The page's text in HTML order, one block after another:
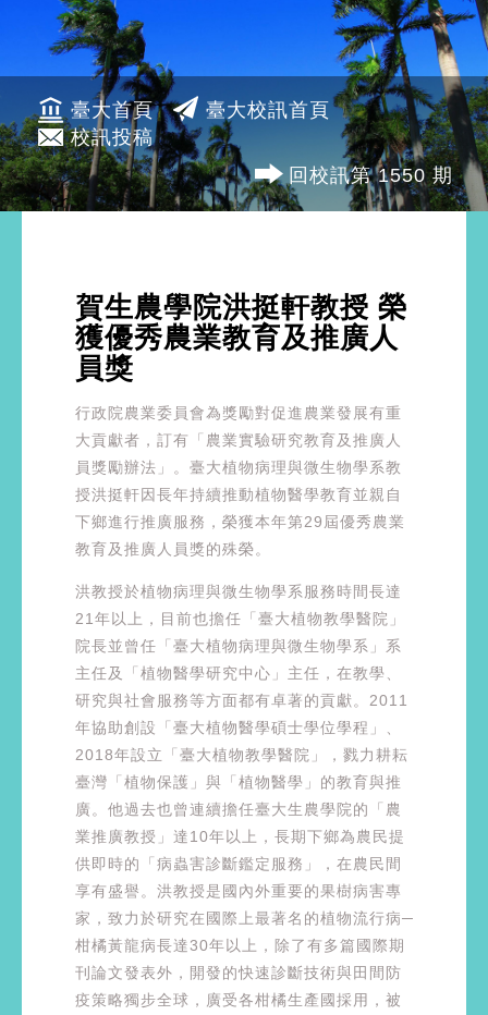
臺大首頁
臺大校訊首頁
校訊投稿
回校訊第 1550 期
賀生農學院洪挺軒教授 榮
獲優秀農業教育及推廣人
員獎
行政院農業委員會為獎勵對促進農業發展有重
大貢獻者，訂有「農業實驗研究教育及推廣人
員獎勵辦法」。臺大植物病理與微生物學系教
授洪挺軒因長年持續推動植物醫學教育並親自
下鄉進行推廣服務，榮獲本年第29屆優秀農業
教育及推廣人員獎的殊榮。
洪教授於植物病理與微生物學系服務時間長達
21年以上，目前也擔任「臺大植物教學醫院」
院長並曾任「臺大植物病理與微生物學系」系
主任及「植物醫學研究中心」主任，在教學、
研究與社會服務等方面都有卓著的貢獻。2011
年協助創設「臺大植物醫學碩士學位學程」、
2018年設立「臺大植物教學醫院」，戮力耕耘
臺灣「植物保護」與「植物醫學」的教育與推
廣。他過去也曾連續擔任臺大生農學院的「農
業推廣教授」達10年以上，長期下鄉為農民提
供即時的「病蟲害診斷鑑定服務」，在農民間
享有盛譽。洪教授是國內外重要的果樹病害專
家，致力於研究在國際上最著名的植物流行病─
柑橘黃龍病長達30年以上，除了有多篇國際期
刊論文發表外，開發的快速診斷技術與田間防
疫策略獨步全球，廣受各柑橘生產國採用，被